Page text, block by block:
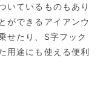
いているものもあり
ができるアイアンウ
せたり、S字フック
用途にも使える便利